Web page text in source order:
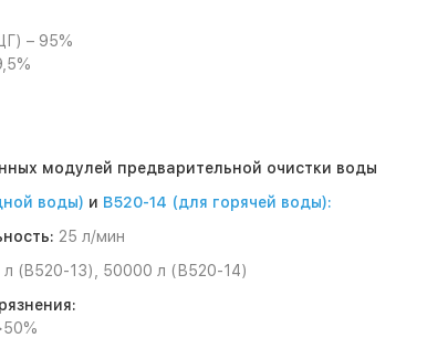
– 95%
модулей предварительной очистки воды
воды) и В520-14 (для горячей воды):
25 л/мин
л (B520-13), 50000 л (В520-14)